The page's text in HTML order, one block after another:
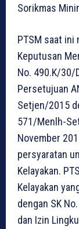
Sorikmas
PTSM saat ini
Keputusan
No. 490.K/30/
Persetujuan
Setjen/2015
571/Menlh-
November
persyaratan
Kelayakan.
Kelayakan
dengan SK
dan Izin